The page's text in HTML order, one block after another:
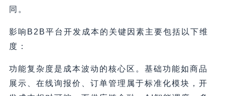
同。
影响B2B平台开发成本的关键因素主要包括以下维
度：
功能复杂度是成本波动的核心区。基础功能如商品
展示、在线询报价、订单管理属于标准化模块，开